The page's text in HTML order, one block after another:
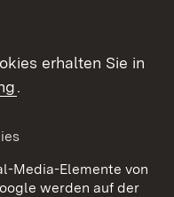
erhalten Sie in
.
Media-Elemente von
werden auf der